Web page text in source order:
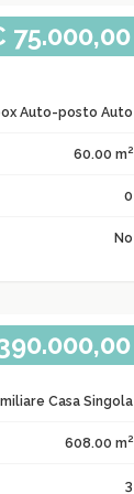
75.000,00
Auto-posto Auto
60.00 m2
0
No
Casa Singola
608.00 m2
3